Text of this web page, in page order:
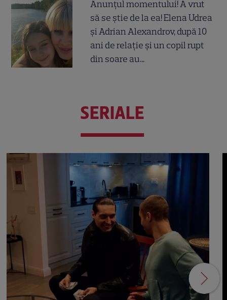
Anunțul momentului! A vrut
să se știe de la ea! Elena Udrea
și Adrian Alexandrov, după 10
ani de relație și un copil rupt
din soare au...
SERIALE